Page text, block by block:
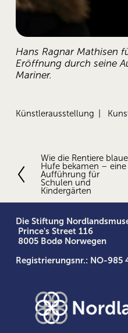
Hans Ragnar Mathisen
Eröffnung durch seine
Mariner.
Künstlerausstellung
V
o
r
h
e
r
i
g
Wie die Rentiere blaue
Hufe bekamen – eine
Aufführung für
Schulen und
Kindergärten
Die Stiftung
Prince's Street 116
8005 Bodø Norwegen
Registrierungsnr.: NO-985